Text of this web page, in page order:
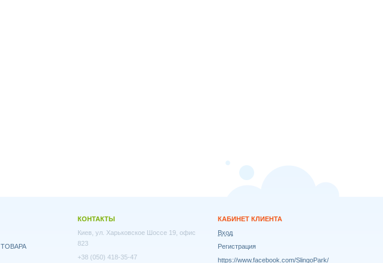
КОНТАКТЫ
Киев, ул. Харьковское Шоссе 19, офис
823
+38 (050) 418-35-47
КАБИНЕТ КЛИЕНТА
Вход
Регистрация
https://www.facebook.com/SlingoPark/